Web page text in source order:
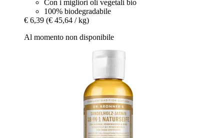
Con i migliori oli vegetali bio
100% biodegradabile
€ 6,39 (€ 45,64 / kg)
Al momento non disponibile